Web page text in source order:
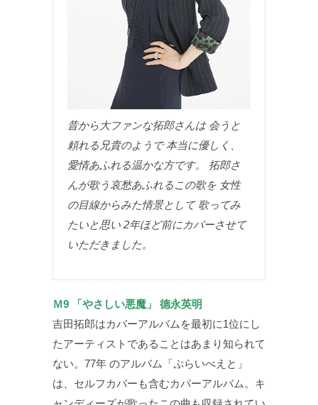
昔から大ファンな拓郎さんは 会うと
頼れる兄貴のようで 本当に優しく、
愛情あふれる温かな方です。 拓郎さ
んが歌う哀愁あふれるこの歌を 女性
の目線からみた情景として 歌ってみ
たいと思い 2年ほど前にカバーさせて
いただきました。
Ｍ9 「やさしい悪魔」 德永英明
吉田拓郎はカバーアルバムを最初に1位にし
たアーティストであることはあまり知られて
ない。77年 のアルバム「ぷらいべえと」
は、セルフカバーも含むカバーアルバム。キ